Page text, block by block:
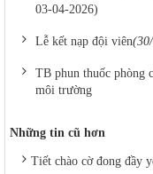
03-04-2026)
Lễ kết nạp đội viên
TB phun thuốc phòng
môi trường
Những tin cũ hơn
Tiết chào cờ đong đầy